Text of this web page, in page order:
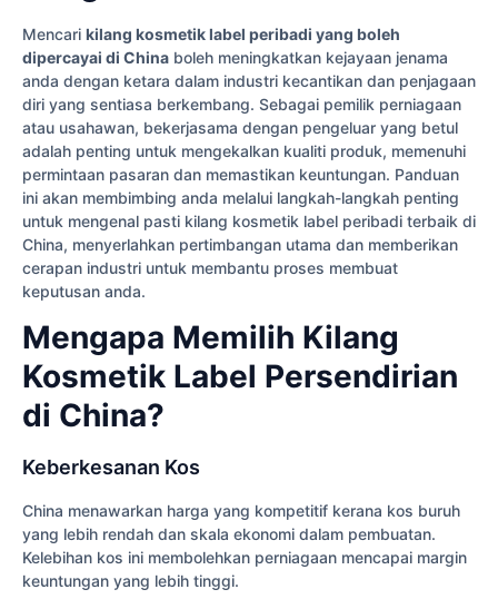
Mencari kilang kosmetik label peribadi yang boleh
dipercayai di China boleh meningkatkan kejayaan jenama
anda dengan ketara dalam industri kecantikan dan penjagaan
diri yang sentiasa berkembang. Sebagai pemilik perniagaan
atau usahawan, bekerjasama dengan pengeluar yang betul
adalah penting untuk mengekalkan kualiti produk, memenuhi
permintaan pasaran dan memastikan keuntungan. Panduan
ini akan membimbing anda melalui langkah-langkah penting
untuk mengenal pasti kilang kosmetik label peribadi terbaik di
China, menyerlahkan pertimbangan utama dan memberikan
cerapan industri untuk membantu proses membuat
keputusan anda.
Mengapa Memilih Kilang
Kosmetik Label Persendirian
di China?
Keberkesanan Kos
China menawarkan harga yang kompetitif kerana kos buruh
yang lebih rendah dan skala ekonomi dalam pembuatan.
Kelebihan kos ini membolehkan perniagaan mencapai margin
keuntungan yang lebih tinggi.